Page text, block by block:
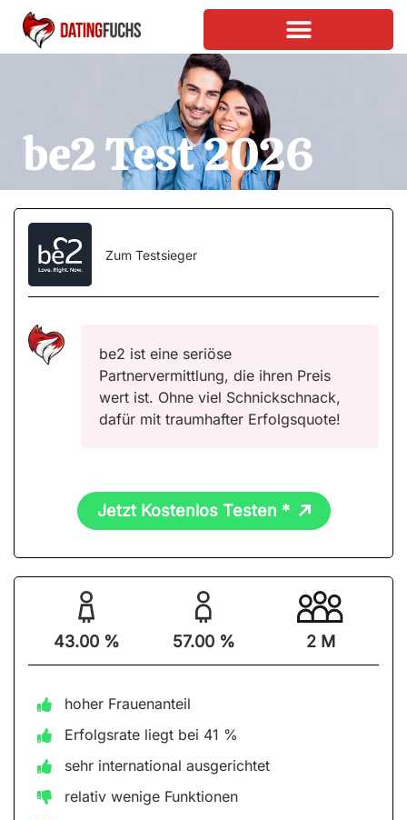
Zum
Inhalt
be2 Test2026
Zum Testsieger
be2 ist eine seriöse
Partnervermittlung, die ihren Preis
wert ist. Ohne viel Schnickschnack,
dafür mit traumhafter Erfolgsquote!
Jetzt Kostenlos Testen *
43.00 % 57.00 % 2 M
hoher Frauenanteil
Erfolgsrate liegt bei 41 %
sehr international ausgerichtet
relativ wenige Funktionen